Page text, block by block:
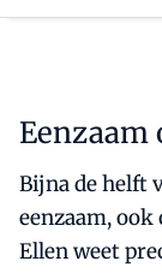
Eenzaam
Bijna de helft
eenzaam,
Ellen weet